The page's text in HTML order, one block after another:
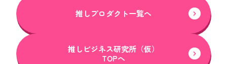
推しプロダクト一覧へ
推しビジネス研究所（仮）
TOPへ